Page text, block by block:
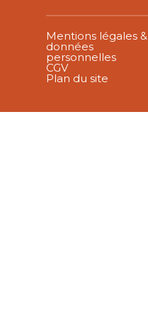
Mentions légales &
données
personnelles
CGV
Plan du site